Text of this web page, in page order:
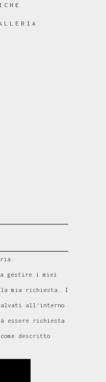
gestire i miei
mia richiesta. I
all'interno
essere richiesta
descritto